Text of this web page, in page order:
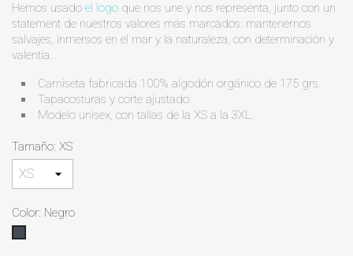
Hemos usado el logo que nos une y nos representa, junto con un
statement de nuestros valores más marcados: mantenernos
salvajes, inmersos en el mar y la naturaleza, con determinación y
valentía.
Camiseta fabricada 100% algodón orgánico de 175 grs.
Tapacosturas y corte ajustado.
Modelo unisex, con tallas de la XS a la 3XL.
Tamaño: XS
Color: Negro